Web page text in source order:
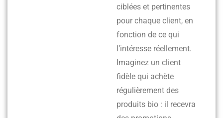
ciblées et pertinentes
pour chaque client, en
fonction de ce qui
l’intéresse réellement.
Imaginez un client
fidèle qui achète
régulièrement des
produits bio : il recevra